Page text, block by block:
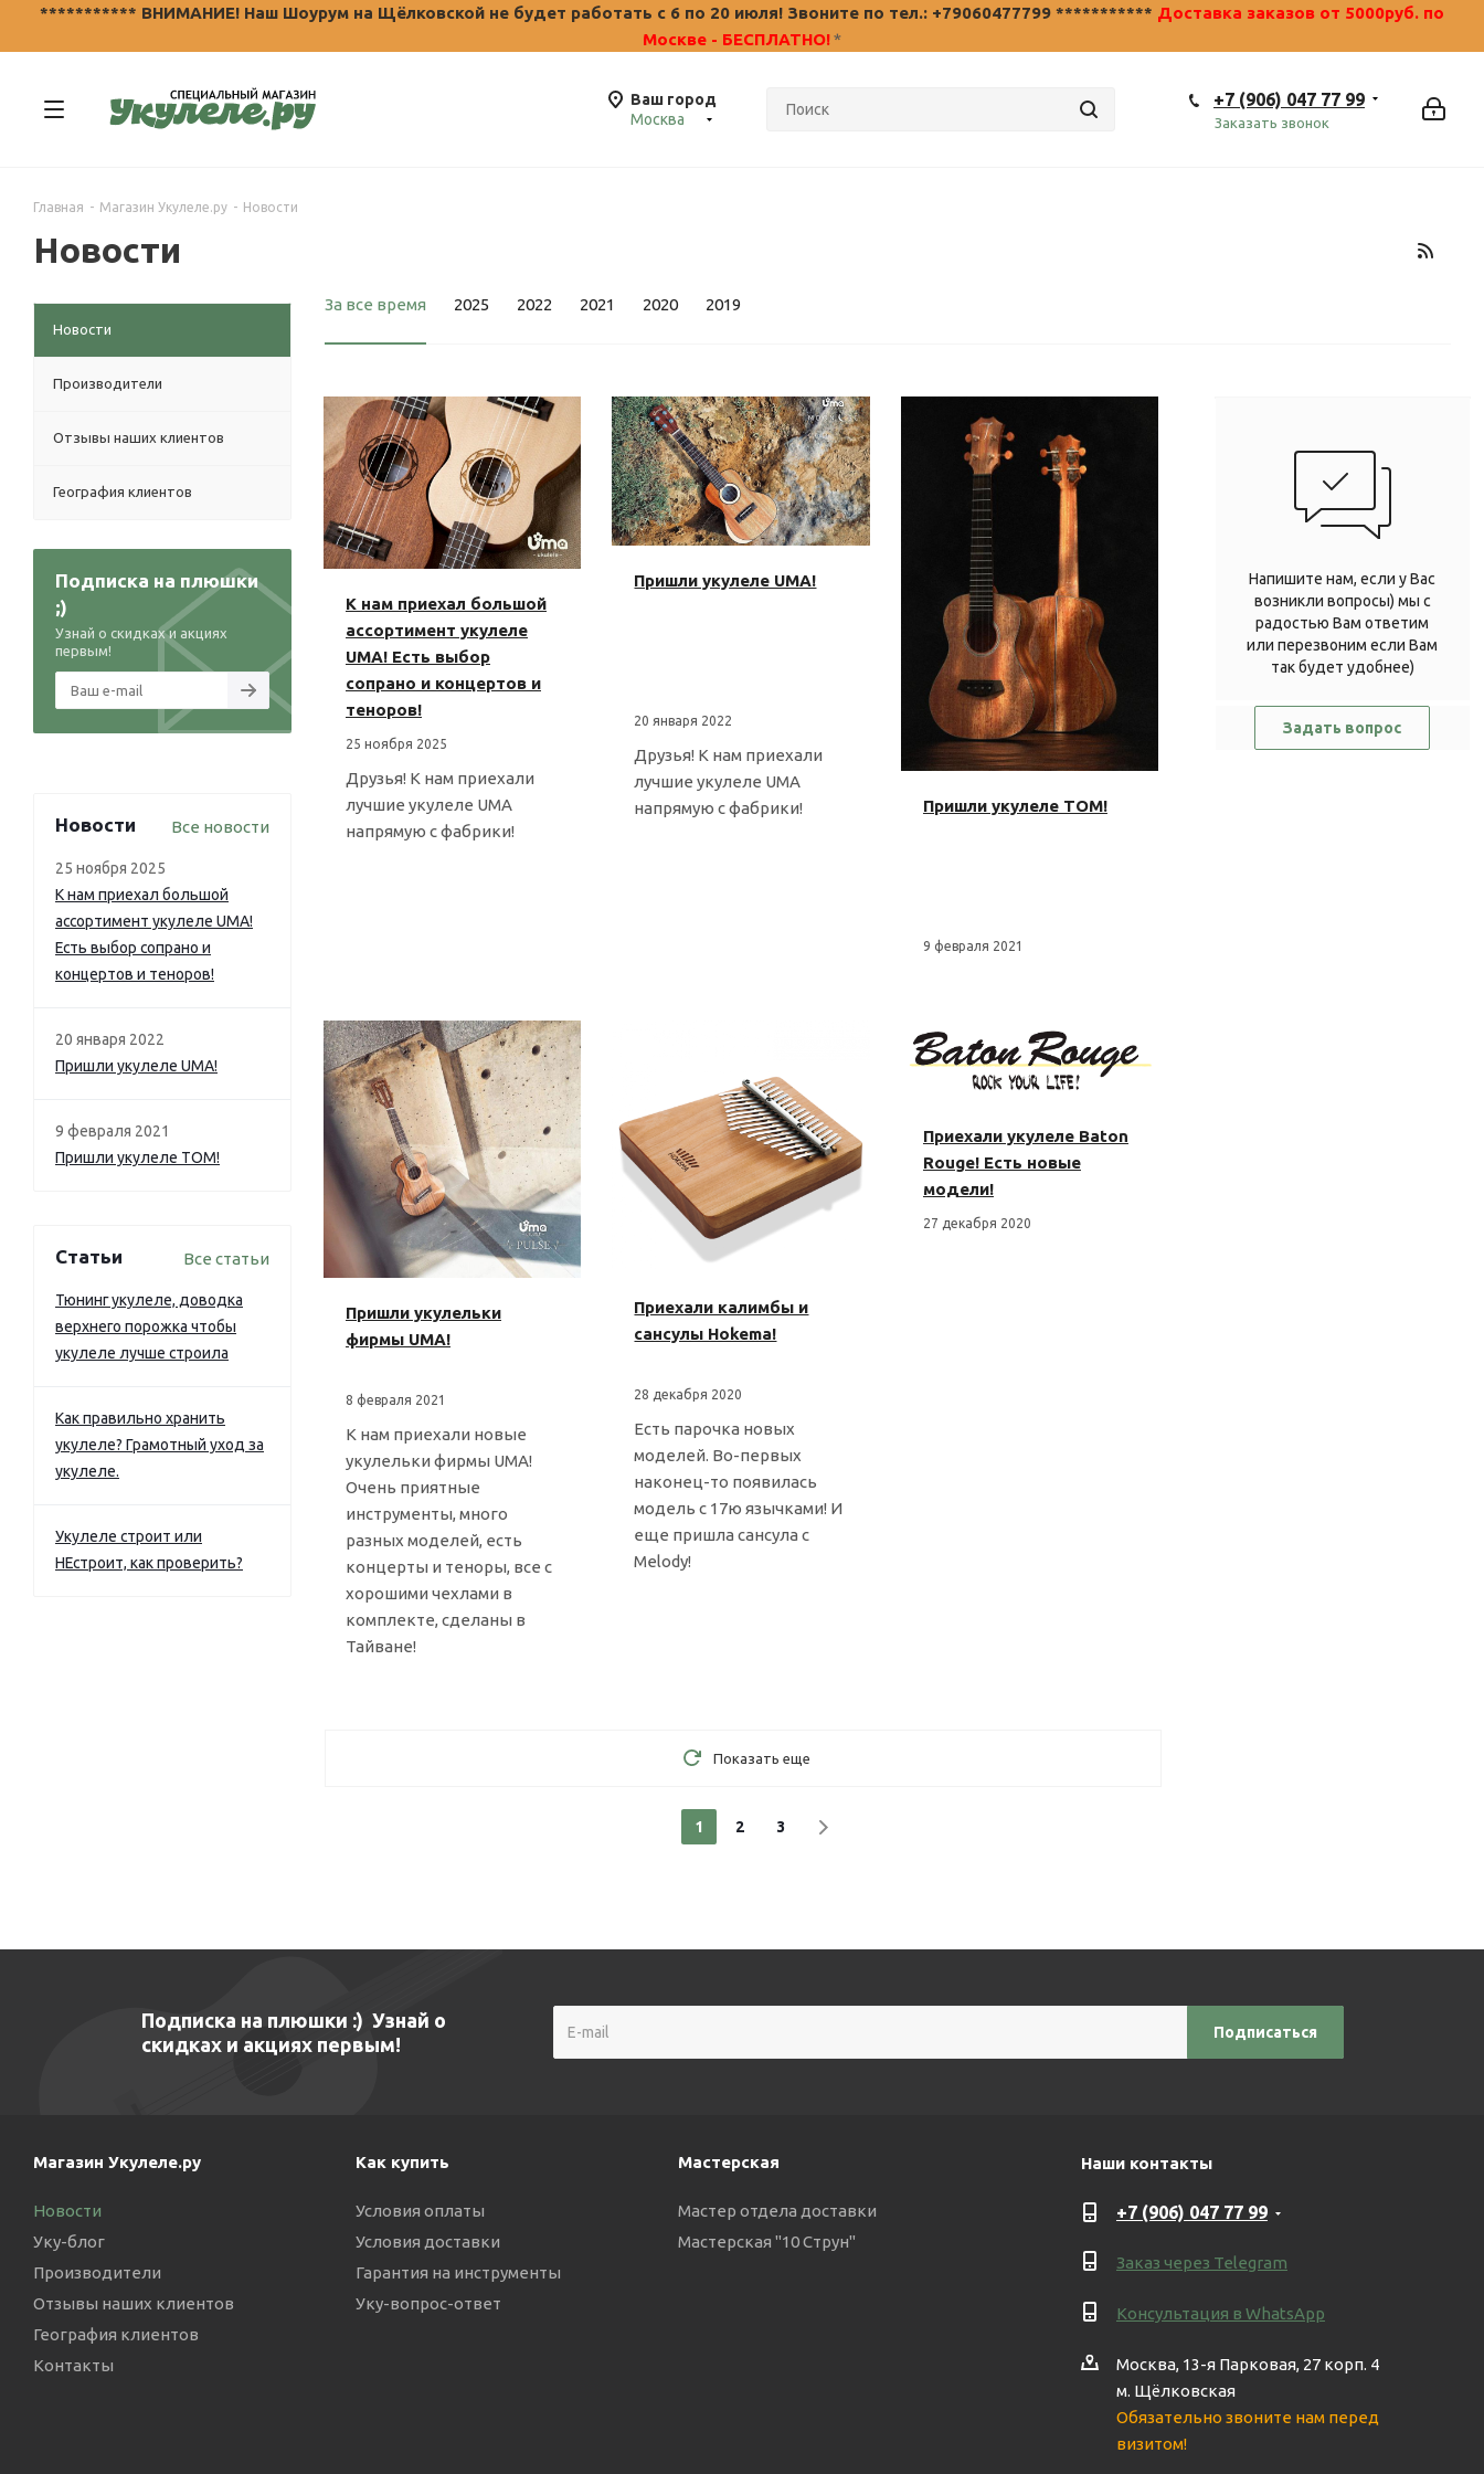
*********** ВНИМАНИЕ! Наш Шоурум на Щёлковской не будет работать с 6 по 20 июля! Звоните по тел.: +79060477799 *********** Доставка заказов от 5000руб. по
Москве - БЕСПЛАТНО!*
Ваш город
Москва
+7 (906) 047 77 99
Заказать звонок
Главная - Магазин Укулеле.ру - Новости
Новости
За все время 2025 2022 2021 2020 2019
К нам приехал большой
ассортимент укулеле
UMA! Есть выбор
сопрано и концертов и
теноров!
25 ноября 2025
Друзья! К нам приехали
лучшие укулеле UMA
напрямую с фабрики!
Пришли укулеле UMA!
20 января 2022
Друзья! К нам приехали
лучшие укулеле UMA
напрямую с фабрики!
Пришли укулеле TOM!
9 февраля 2021
Пришли укулельки
фирмы UMA!
8 февраля 2021
К нам приехали новые
укулельки фирмы UMA!
Очень приятные
инструменты, много
разных моделей, есть
концерты и теноры, все с
хорошими чехлами в
комплекте, сделаны в
Тайване!
Приехали калимбы и
сансулы Hokema!
28 декабря 2020
Есть парочка новых
моделей. Во-первых
наконец-то появилась
модель с 17ю язычками! И
еще пришла сансула с
Melody!
Приехали укулеле Baton
Rouge! Есть новые
модели!
27 декабря 2020
Показать еще
1 2 3
Напишите нам, если у Вас
возникли вопросы) мы с
радостью Вам ответим
или перезвоним если Вам
так будет удобнее)
Задать вопрос
Новости
Производители
Отзывы наших клиентов
География клиентов
Подписка на плюшки
;)
Узнай о скидках и акциях
первым!
Новости Все новости
25 ноября 2025
К нам приехал большой
ассортимент укулеле UMA!
Есть выбор сопрано и
концертов и теноров!
20 января 2022
Пришли укулеле UMA!
9 февраля 2021
Пришли укулеле TOM!
Статьи Все статьи
Тюнинг укулеле, доводка
верхнего порожка чтобы
укулеле лучше строила
Как правильно хранить
укулеле? Грамотный уход за
укулеле.
Укулеле строит или
НЕстроит, как проверить?
Подписка на плюшки :) Узнай о
скидках и акциях первым!
Магазин Укулеле.ру
Новости
Уку-блог
Производители
Отзывы наших клиентов
География клиентов
Контакты
Как купить
Условия оплаты
Условия доставки
Гарантия на инструменты
Уку-вопрос-ответ
Мастерская
Мастер отдела доставки
Мастерская "10 Струн"
Наши контакты
+7 (906) 047 77 99
Заказ через Telegram
Консультация в WhatsApp
Москва, 13-я Парковая, 27 корп. 4
м. Щёлковская
Обязательно звоните нам перед
визитом!